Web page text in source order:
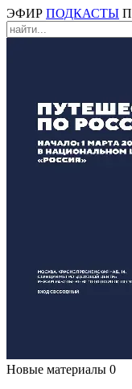
ЭФИР ПОДКАСТЫ
Новые материалы 0